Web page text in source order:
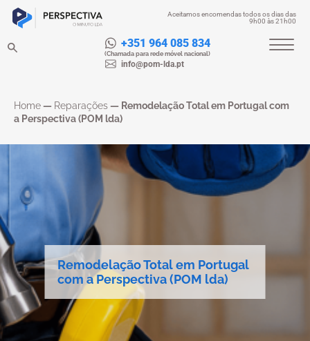
Aceitamos encomendas todos os dias das
9h00 às 21h00
+351 964 085 834
info@pom-lda.pt
(Chamada para rede móvel nacional)
Home— Reparações— Remodelação Total em Portugal com
a Perspectiva (POM lda)
Remodelação Total em Portugal
com a Perspectiva (POM lda)